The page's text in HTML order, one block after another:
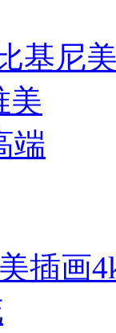
基尼
插画